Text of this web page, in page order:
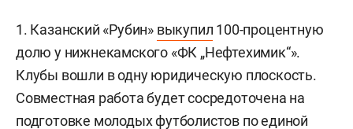
1. Казанский «Рубин» выкупил 100-процентную
долю у нижнекамского «ФК „Нефтехимик“».
Клубы вошли в одну юридическую плоскость.
Совместная работа будет сосредоточена на
подготовке молодых футболистов по единой